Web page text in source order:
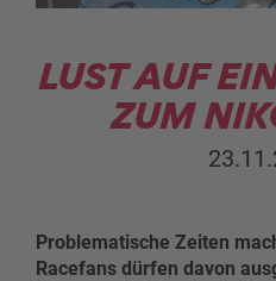
LUST AUF
ZUM
Problematische Zeiten
Racefans dürfen davon